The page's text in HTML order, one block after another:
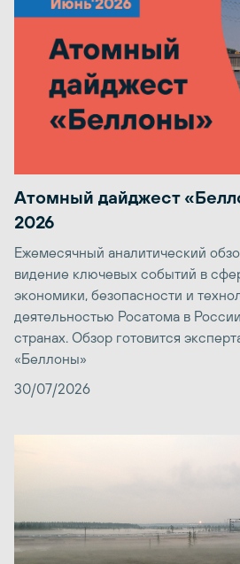
Атомный дайджест
2026
Ежемесячный аналитический
видение ключевых событий в
экономики, безопасности и
деятельностью Росатома в
странах. Обзор готовится
«Беллоны»
30/07/2026